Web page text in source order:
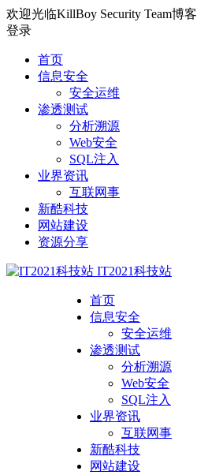
欢迎光临KillBoy Security Team博客
登录
首页
信息安全
安全运维
渗透测试
分析溯源
Web安全
SQL注入
业界资讯
互联网事
新酷科技
网站建设
资源分享
IT2021科技站
首页
信息安全
安全运维
渗透测试
分析溯源
Web安全
SQL注入
业界资讯
互联网事
新酷科技
网站建设